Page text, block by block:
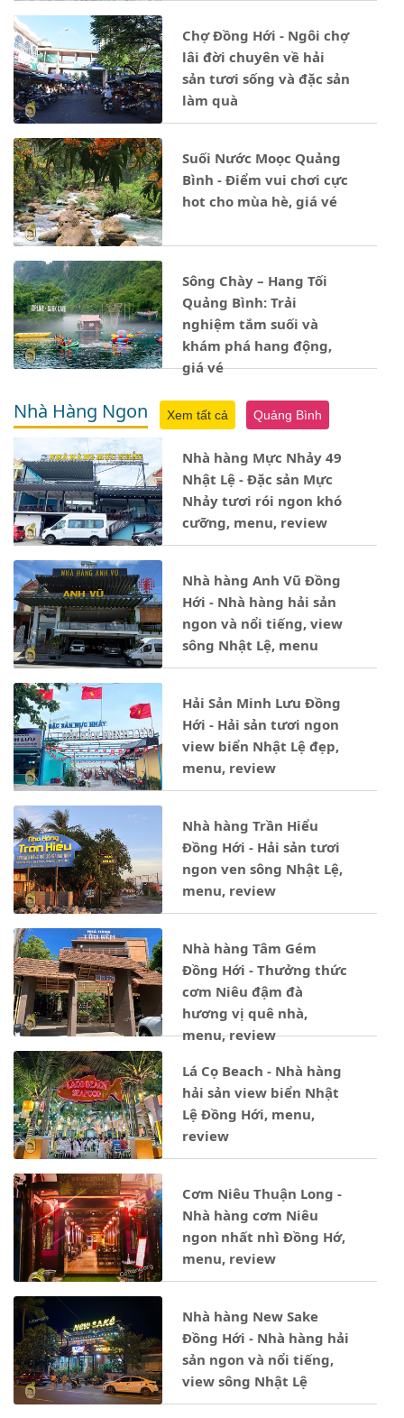
Chợ Đồng Hới - Ngôi chợ
lâi đời chuyên về hải
sản tươi sống và đặc sản
làm quà
Suối Nước Moọc Quảng
Bình - Điểm vui chơi cực
hot cho mùa hè, giá vé
Sông Chày – Hang Tối
Quảng Bình: Trải
nghiệm tắm suối và
khám phá hang động,
giá vé
Nhà Hàng Ngon Xem tất cả Quảng Bình
Nhà hàng Mực Nhảy 49
Nhật Lệ - Đặc sản Mực
Nhảy tươi rói ngon khó
cưỡng, menu, review
Nhà hàng Anh Vũ Đồng
Hới - Nhà hàng hải sản
ngon và nổi tiếng, view
sông Nhật Lệ, menu
Hải Sản Minh Lưu Đồng
Hới - Hải sản tươi ngon
view biển Nhật Lệ đẹp,
menu, review
Nhà hàng Trần Hiểu
Đồng Hới - Hải sản tươi
ngon ven sông Nhật Lệ,
menu, review
Nhà hàng Tâm Gém
Đồng Hới - Thưởng thức
cơm Niêu đậm đà
hương vị quê nhà,
menu, review
Lá Cọ Beach - Nhà hàng
hải sản view biển Nhật
Lệ Đồng Hới, menu,
review
Cơm Niêu Thuận Long -
Nhà hàng cơm Niêu
ngon nhất nhì Đồng Hớ,
menu, review
Nhà hàng New Sake
Đồng Hới - Nhà hàng hải
sản ngon và nổi tiếng,
view sông Nhật Lệ